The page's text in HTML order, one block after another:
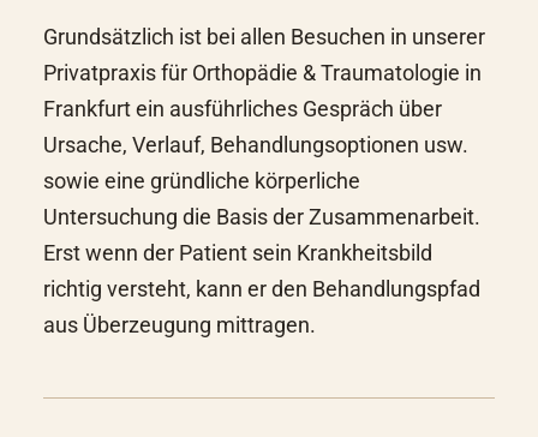
Grundsätzlich ist bei allen Besuchen in unserer
Privatpraxis für Orthopädie & Traumatologie in
Frankfurtein ausführliches Gespräch über
Ursache, Verlauf, Behandlungsoptionen usw.
sowie eine gründliche körperliche
Untersuchung die Basis der Zusammenarbeit.
Erst wenn der Patient sein Krankheitsbild
richtig versteht, kann er den Behandlungspfad
aus Überzeugung mittragen.